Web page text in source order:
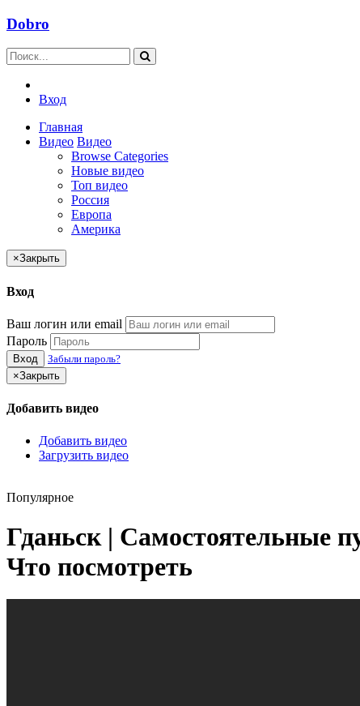
Dobro
Вход
Главная
Видео Видео
Browse Categories
Новые видео
Топ видео
Россия
Европа
Америка
×Закрыть
Вход
Ваш логин или email
Пароль
Вход
Забыли пароль?
×Закрыть
Добавить видео
Добавить видео
Загрузить видео
Популярное
Гданьск | Самостоятельные
Что посмотреть